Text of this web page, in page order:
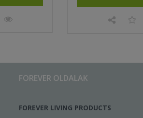
FOREVER OLDALAK
FOREVER LIVING PRODUCTS